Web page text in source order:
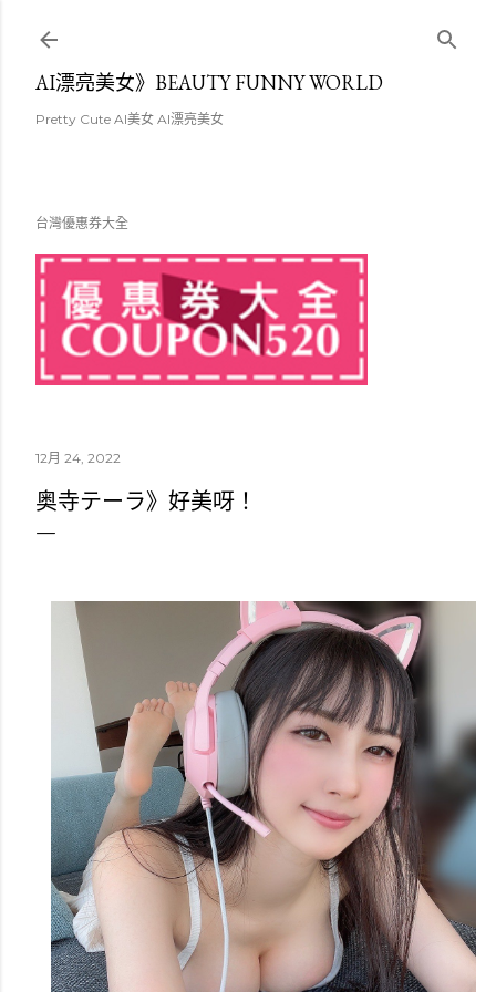
AI漂亮美女》BEAUTY FUNNY WORLD
Pretty Cute AI美女 AI漂亮美女
台灣優惠券大全
12月 24, 2022
奥寺テーラ》好美呀！